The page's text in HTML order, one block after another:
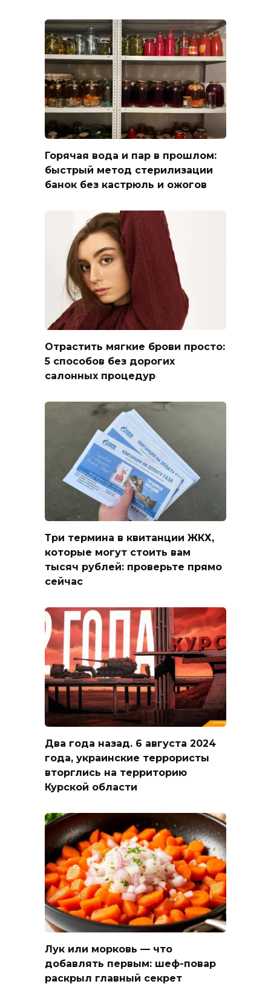
Горячая вода и пар в прошлом:
быстрый метод стерилизации
банок без кастрюль и ожогов
Отрастить мягкие брови просто:
5 способов без дорогих
салонных процедур
Три термина в квитанции ЖКХ,
которые могут стоить вам
тысяч рублей: проверьте прямо
сейчас
Два года назад. 6 августа 2024
года, украинские террористы
вторглись на территорию
Курской области
Лук или морковь — что
добавлять первым: шеф-повар
раскрыл главный секрет